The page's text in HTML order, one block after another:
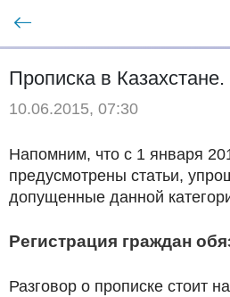
Прописка в
10.06.2015, 07:30
Напомним, что с 1 января
предусмотрены статьи,
допущенные данной
Регистрация граждан
Разговор о прописке стоит